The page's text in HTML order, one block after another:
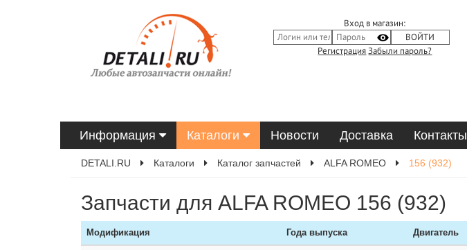
Вход в магазин:
Регистрация Забыли пароль?
Информация Каталоги Новости Доставка Контакты
DETALI.RU Каталоги Каталог запчастей ALFA ROMEO 156 (932)
Запчасти для ALFA ROMEO 156 (932)
Модификация Года выпуска Двигатель